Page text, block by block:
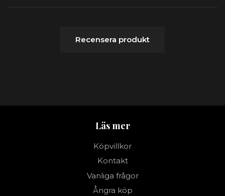
Recensera produkt
Läs mer
Köpvillkor
Kontakt
Vanliga frågor
Ångra köp